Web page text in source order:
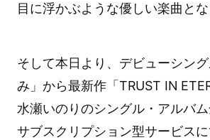
目に浮かぶような優しい楽曲とな
そして本日より、デビューシン
み」から最新作「TRUST IN
水瀬いのりのシングル・アルバ
サブスクリプション型サービス